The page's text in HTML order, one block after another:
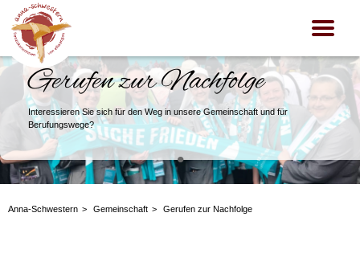
Gerufen zur Nachfolge
Interessieren Sie sich für den Weg in unsere Gemeinschaft und für
Berufungswege?
•
Anna-Schwestern Gemeinschaft Gerufen zur Nachfolge